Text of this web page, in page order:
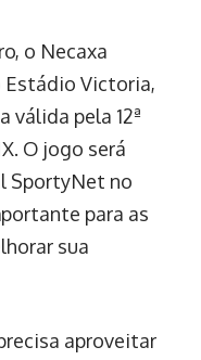
o Necaxa
Estádio Victoria,
válida pela 12ª
O jogo será
SportyNet no
para as
sua
aproveitar